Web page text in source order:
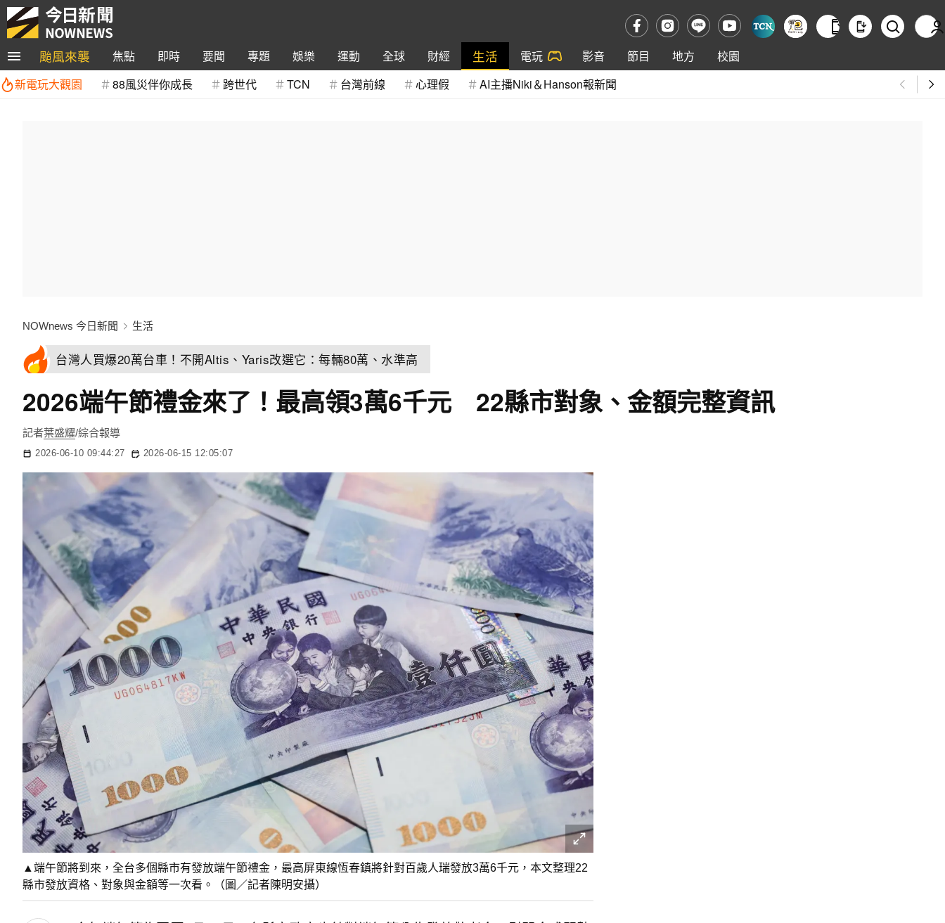
颱風來襲 焦點 即時 要聞 專題 娛樂 運動 全球 財經 生活 電玩 影音 節目 地方
校園
新電玩大觀園
88風災伴你成長 跨世代 TCN 台灣前線 心理假 AI主播Niki＆Hanson報新聞
NOWnews 今日新聞 生活
台灣人買爆20萬台車！不開Altis、Yaris改選它：每輛80萬、水準高
2026端午節禮金來了！最高領3萬6千元 22縣市對象、金額完整資訊
記者葉盛耀/綜合報導
2026-06-10 09:44:27 2026-06-15 12:05:07
▲端午節將到來，全台多個縣市有發放端午節禮金，最高屏東線恆春鎮將針對百歲人瑞發放3萬6千元，本文整理22
縣市發放資格、對象與金額等一次看。（圖／記者陳明安攝）